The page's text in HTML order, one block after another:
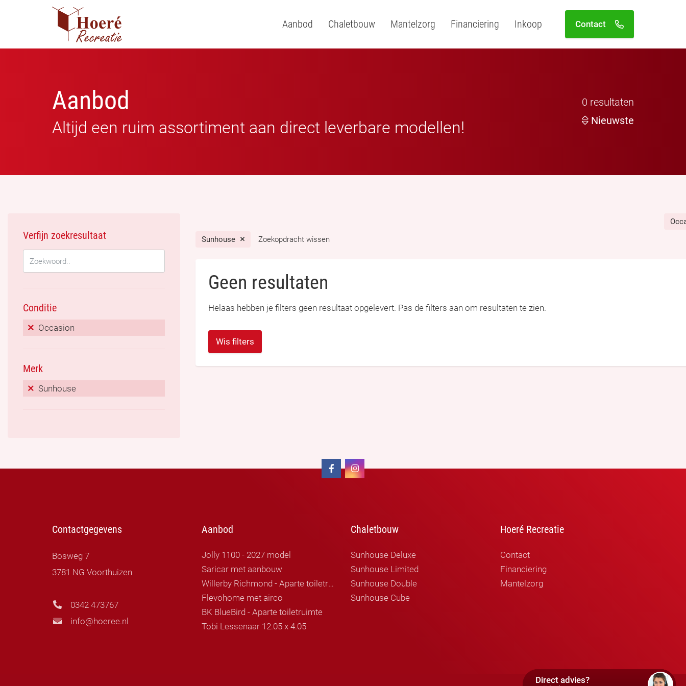
Aanbod
Altijd een ruim assortiment aan direct leverbare modellen!
0 resultaten
Nieuwste
Verfijn zoekresultaat
Conditie
Occasion
Merk
Sunhouse
Sunhouse
Zoekopdracht wissen
Geen resultaten
Helaas hebben je filters geen resultaat opgelevert. Pas de filters aan om resultaten te zien.
Wis filters
Contact
Aanbod Chaletbouw Mantelzorg Financiering Inkoop
Contactgegevens
Bosweg 7
3781 NG Voorthuizen
0342 473767
info@hoeree.nl
Aanbod
Jolly 1100 - 2027 model
Saricar met aanbouw
Willerby Richmond - Aparte toiletruimte
Flevohome met airco
BK BlueBird - Aparte toiletruimte
Tobi Lessenaar 12.05 x 4.05
Chaletbouw
Sunhouse Deluxe
Sunhouse Limited
Sunhouse Double
Sunhouse Cube
Hoeré Recreatie
Contact
Financiering
Mantelzorg
Direct advies?